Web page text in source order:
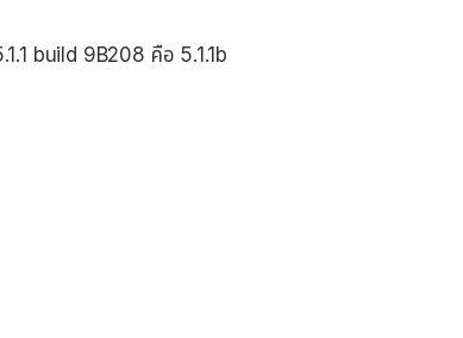
build 9B208 คือ 5.1.1b